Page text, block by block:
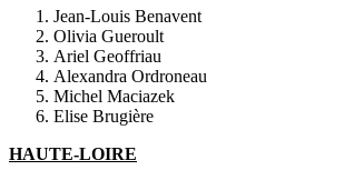
Jean-Louis Benavent
Olivia Gueroult
Ariel Geoffriau
Alexandra Ordroneau
Michel Maciazek
Elise Brugière
HAUTE-LOIRE